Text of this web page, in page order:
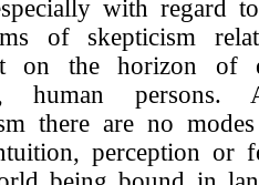
with regard
of skepticism
on the horizon of
human persons.
there are no
perception or